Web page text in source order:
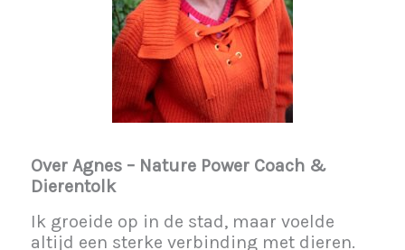
Over Agnes – Nature Power Coach &
Dierentolk
Ik groeide op in de stad, maar voelde
altijd een sterke verbinding met dieren.